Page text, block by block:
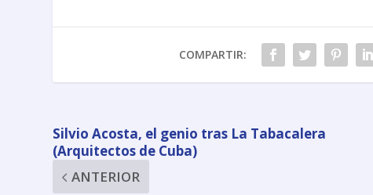
COMPARTIR:
Silvio Acosta, el genio tras La Tabacalera
(Arquitectos de Cuba)
ANTERIOR